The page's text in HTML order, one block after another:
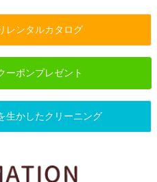
レンタルカタログ
ーポンプレゼント
生かしたクリーニング